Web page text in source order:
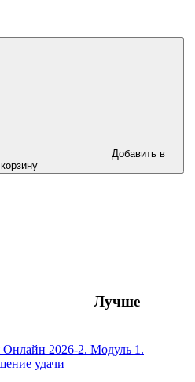
Добавить в
корзину
Лучше